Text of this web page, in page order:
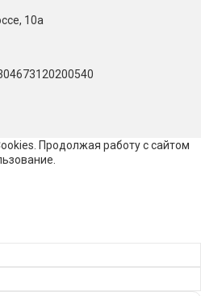
10а
Продолжая работу с сайтом